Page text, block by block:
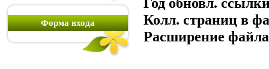
Форма входа
Колл. страниц в
Расширение